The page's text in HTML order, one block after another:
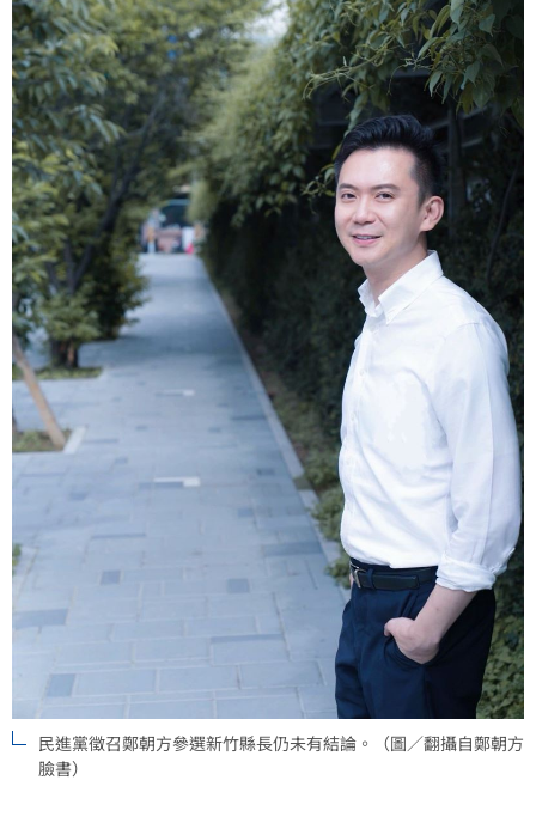
民進黨徵召鄭朝方參選新竹縣長仍未有結論。（圖／翻攝自鄭朝方
臉書）